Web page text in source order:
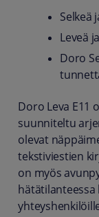
Selkeä
Leveä
Doro
Doro Leva E11
suunniteltu
olevat
tekstiviestien
on myös